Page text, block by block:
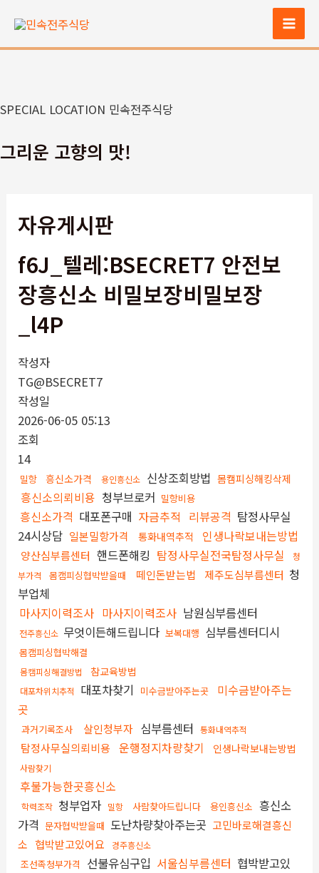
츠
너
기
Main
SPECIAL LOCATION 민속전주식당
그리운 고향의 맛!
자유게시판
f6J_텔레:BSECRET7 안전보
장흥신소 비밀보장비밀보장
_l4P
작성자
TG@BSECRET7
작성일
2026-06-05 05:13
조회
14
밀항 흥신소가격 용인흥신소 신상조회방법 몸캠피싱해킹삭제
흥신소의뢰비용 청부브로커 밀항비용
흥신소가격 대포폰구매 자금추적 리뷰공격 탐정사무실
24시상담 일본밀항가격 통화내역추적 인생나락보내는방법
양산심부름센터 핸드폰해킹 탐정사무실전국탐정사무실
청
부가격
몸캠피싱협박받을때 떼인돈받는법 제주도심부름센터 청
부업체
마사지이력조사 마사지이력조사 남원심부름센터
전주흥신소 무엇이든해드립니다 보복대행 심부름센터디시
몸캠피싱협박해결
몸캠피싱해결방법 참교육방법
대포차위치추적 대포차찾기 미수금받아주는곳
미수금받아주는
곳
과거기록조사 살인청부자 심부름센터 통화내역추적
탐정사무실의뢰비용 운행정지차량찾기 인생나락보내는방법
사람찾기
후불가능한곳흥신소
학력조작 청부업자 밀항 사람찾아드립니다 용인흥신소 흥신소
가격 문자협박받을때 도난차량찾아주는곳 고민바로해결흥신
소 협박받고있어요 경주흥신소
조선족청부가격 선불유심구입 서울심부름센터 협박받고있